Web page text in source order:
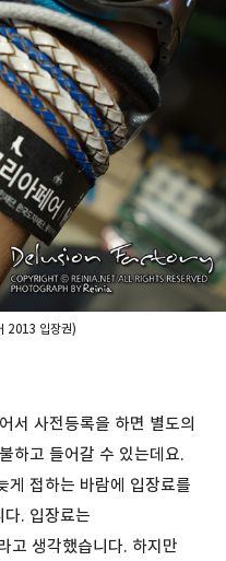
2013 입장권)
서 사전등록을 하면 별도의
하고 들어갈 수 있는데요.
게 접하는 바람에 입장료를
. 입장료는
고 생각했습니다. 하지만